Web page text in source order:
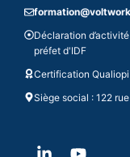
Déclaration
préfet d'IDF
Certification
Siège social : 122